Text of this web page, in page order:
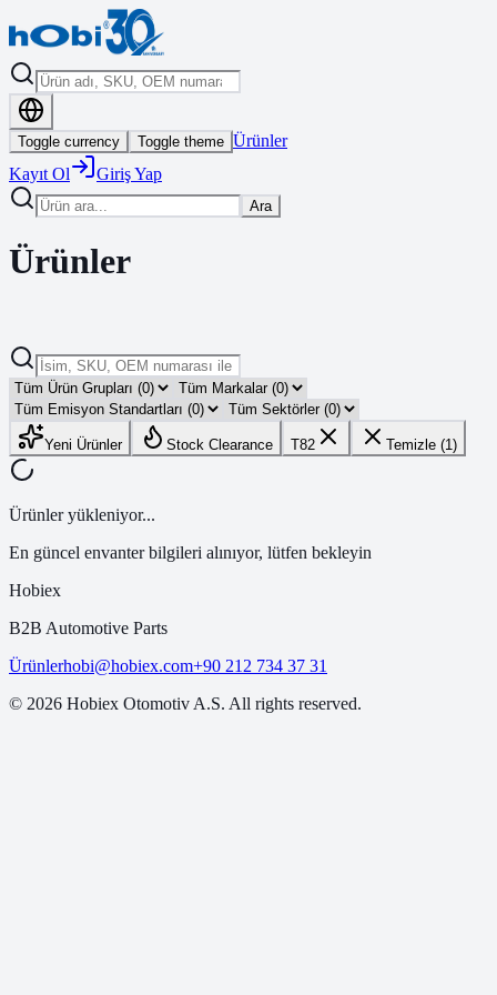
Toggle currency Toggle theme Ürünler
Kayıt Ol
Giriş Yap
Ara
Ürünler
Yeni Ürünler Stock Clearance T82 Temizle (1)
Ürünler yükleniyor...
En güncel envanter bilgileri alınıyor, lütfen bekleyin
Hobiex
B2B Automotive Parts
Ürünlerhobi@hobiex.com+90 212 734 37 31
© 2026 Hobiex Otomotiv A.S. All rights reserved.